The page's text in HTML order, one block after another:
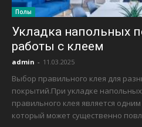
Полы
Укладка напольных
работы с клеем
admin - 11.03.2025
Выбор правильного клея для
покрытий.При укладке
правильного клея является
который может существенно